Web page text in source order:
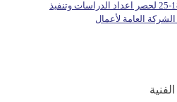
بخصوص التقيد بالبلاغين ارقام 18-25 لحصر اعداد الدراسات وتنفيذ
العامة لأعمال